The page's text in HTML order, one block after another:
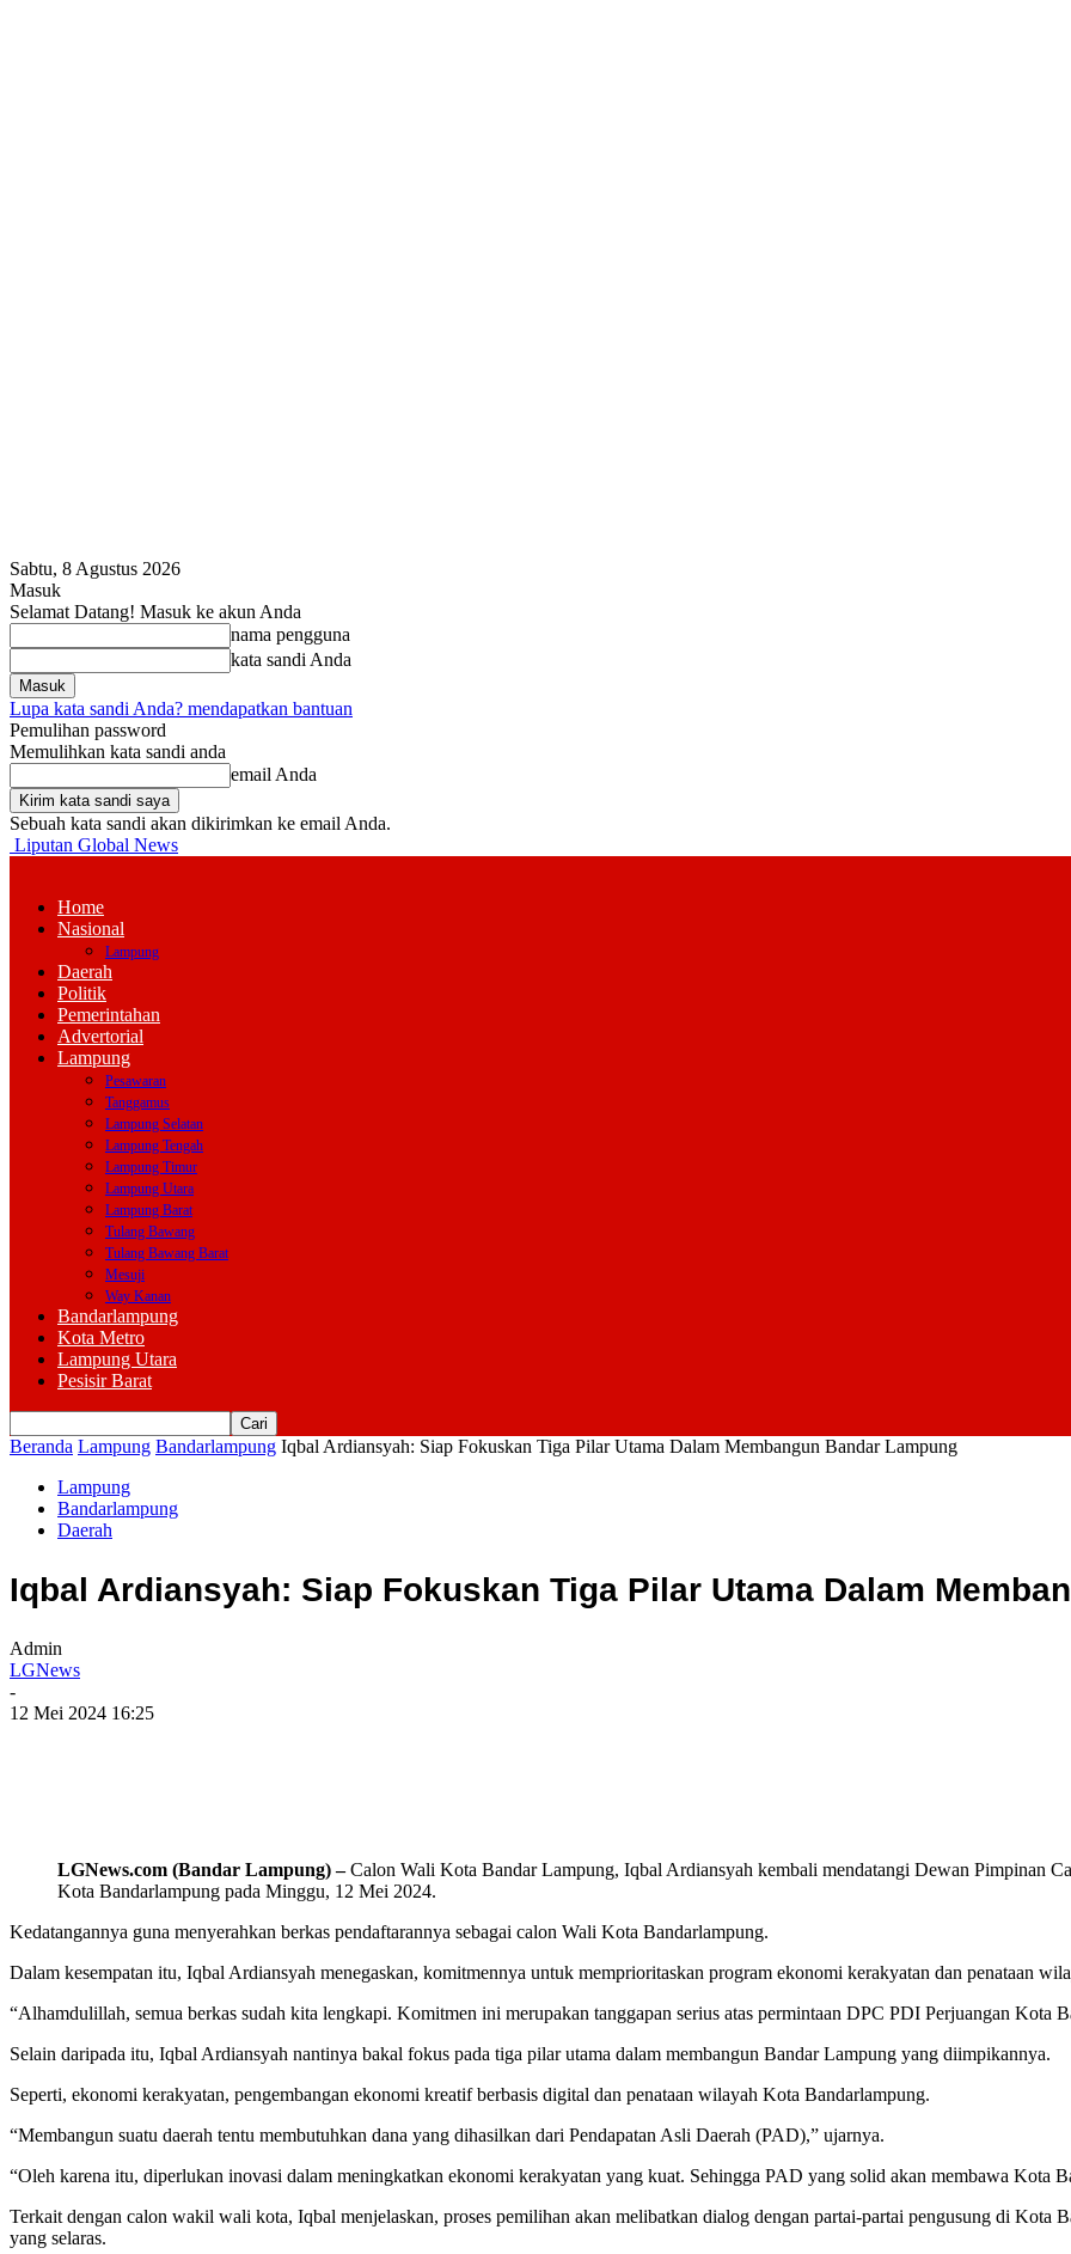
Sabtu, 8 Agustus 2026
Masuk
Selamat Datang! Masuk ke akun Anda
nama pengguna
kata sandi Anda
Lupa kata sandi Anda? mendapatkan bantuan
Pemulihan password
Memulihkan kata sandi anda
email Anda
Sebuah kata sandi akan dikirimkan ke email Anda.
Liputan Global News
Home
Nasional
Lampung
Daerah
Politik
Pemerintahan
Advertorial
Lampung
Pesawaran
Tanggamus
Lampung Selatan
Lampung Tengah
Lampung Timur
Lampung Utara
Lampung Barat
Tulang Bawang
Tulang Bawang Barat
Mesuji
Way Kanan
Bandarlampung
Kota Metro
Lampung Utara
Pesisir Barat
Beranda Lampung Bandarlampung Iqbal Ardiansyah: Siap Fokuskan Tiga Pilar Utama Dalam Membangun Bandar Lampung
Lampung
Bandarlampung
Daerah
Iqbal Ardiansyah: Siap Fokuskan Tiga Pilar Utama Dalam
Admin
LGNews
-
12 Mei 2024 16:25
LGNews.com (Bandar Lampung) –Calon Wali Kota Bandar Lampung, Iqbal Ardiansyah kembali mendatangi Dewan Pimpinan
Kota Bandarlampung pada Minggu, 12 Mei 2024.
Kedatangannya guna menyerahkan berkas pendaftarannya sebagai calon Wali Kota Bandarlampung.
Dalam kesempatan itu, Iqbal Ardiansyah menegaskan, komitmennya untuk memprioritaskan program ekonomi kerakyatan dan penataan
“Alhamdulillah, semua berkas sudah kita lengkapi. Komitmen ini merupakan tanggapan serius atas permintaan DPC PDI Perjuangan Kota
Selain daripada itu, Iqbal Ardiansyah nantinya bakal fokus pada tiga pilar utama dalam membangun Bandar Lampung yang diimpikannya.
Seperti, ekonomi kerakyatan, pengembangan ekonomi kreatif berbasis digital dan penataan wilayah Kota Bandarlampung.
“Membangun suatu daerah tentu membutuhkan dana yang dihasilkan dari Pendapatan Asli Daerah (PAD),” ujarnya.
“Oleh karena itu, diperlukan inovasi dalam meningkatkan ekonomi kerakyatan yang kuat. Sehingga PAD yang solid akan membawa Kota
Terkait dengan calon wakil wali kota, Iqbal menjelaskan, proses pemilihan akan melibatkan dialog dengan partai-partai pengusung di Kota
yang selaras.